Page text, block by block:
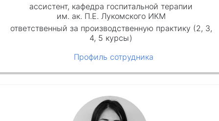
ассистент, кафедра госпитальной терапии
им. ак. П.Е. Лукомского ИКМ
ответственный за производственную практику (2, 3,
4, 5 курсы)
Профиль сотрудника